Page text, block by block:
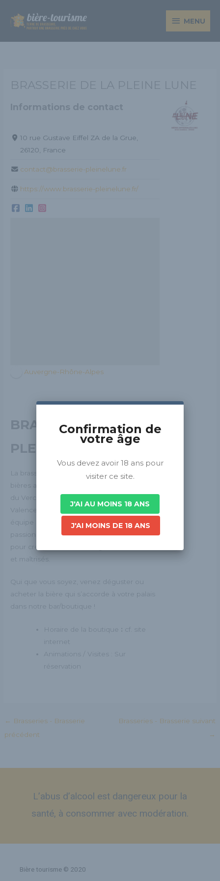
contenu
MENU
MENU
BRASSERIE DE LA PLEINE LUNE
Informations de contact
10 rue Gustave Eiffel ZA de la Grue,
26120, France
contact@brasserie-pleinelune.fr
https://www.brasserie-pleinelune.fr/
Auvergne-Rhône-Alpes
BRASSERIE DE LA
PLEINE LUNE
La brasserie de la Pleine Lune produit des
bières artisanales et bio depuis 2011, au pied
du Vercors et au cœur de la plaine de
Valence. Benoit, brasseur fondateur et son
équipe composée d’une dizaine de
passionné(e)s œuvrent quotidiennement
pour créer des bières aux goûts recherchés
et maîtrisés.
Qui que vous soyez, venez déguster ou
acheter la bière qui s’accorde à votre palais
dans notre bar/boutique !
Horaire de la boutique : cf. site
internet
Animations / Visites : Sur
réservation
← Brasseries - Brasserie
précédent
Brasseries - Brasserie suivant
→
L’abus d’alcool est dangereux pour la
santé, à consommer avec modération.
Bière tourisme © 2020
Confirmation de
votre âge
Vous devez avoir 18 ans pour
visiter ce site.
J'AI AU MOINS 18 ANS
J'AI MOINS DE 18 ANS